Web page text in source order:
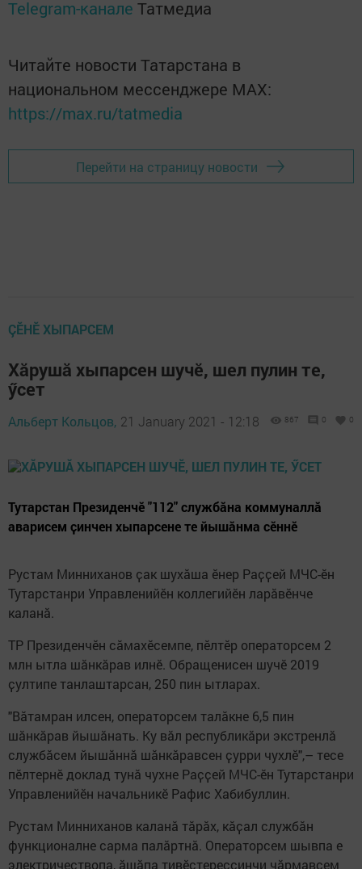
Telegram-канале Татмедиа
Читайте новости Татарстана в
национальном мессенджере MАХ:
https://max.ru/tatmedia
Перейти на страницу новости
ÇӖНӖ ХЫПАРСЕМ
Хӑрушӑ хыпарсен шучӗ, шел пулин те,
ӳсет
Альберт Кольцов, 21 January 2021 - 12:18 867 0 0
Тутарстан Президенчӗ "112" службӑна коммуналлӑ
аварисем ҫинчен хыпарсене те йышӑнма сӗннӗ
Рустам Минниханов ҫак шухӑша ӗнер Раҫҫей МЧС-ӗн
Тутарстанри Управленийӗн коллегийӗн ларӑвӗнче
каланӑ.
ТР Президенчӗн сӑмахӗсемпе, пӗлтӗр операторсем 2
млн ытла шӑнкӑрав илнӗ. Обращенисен шучӗ 2019
ҫултипе танлаштарсан, 250 пин ытларах.
"Вӑтамран илсен, операторсем талӑкне 6,5 пин
шӑнкӑрав йышӑнать. Ку вӑл республикӑри экстренлӑ
службӑсем йышӑннӑ шӑнкӑравсен ҫурри чухлӗ",– тесе
пӗлтернӗ доклад тунӑ чухне Раҫҫей МЧС-ӗн Тутарстанри
Управленийӗн начальникӗ Рафис Хабибуллин.
Рустам Минниханов каланӑ тӑрӑх, кӑҫал службӑн
функционалне сарма палӑртнӑ. Операторсем шывпа е
электричествопа, ӑшӑпа тивӗҫтерессинчи чӑрмавсем